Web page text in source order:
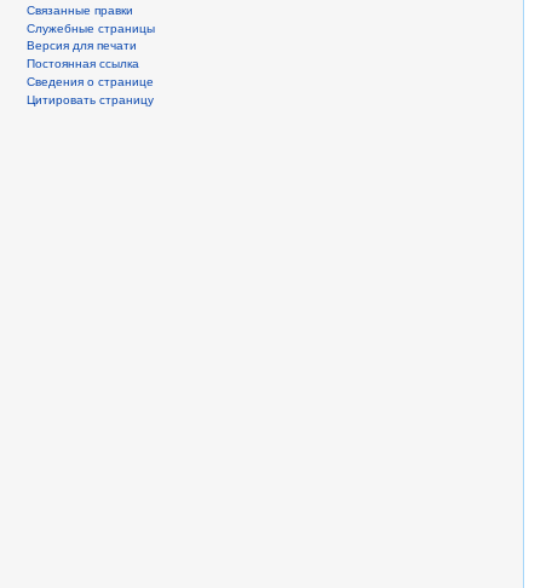
Связанные правки
Служебные страницы
Версия для печати
Постоянная ссылка
Сведения о странице
Цитировать страницу